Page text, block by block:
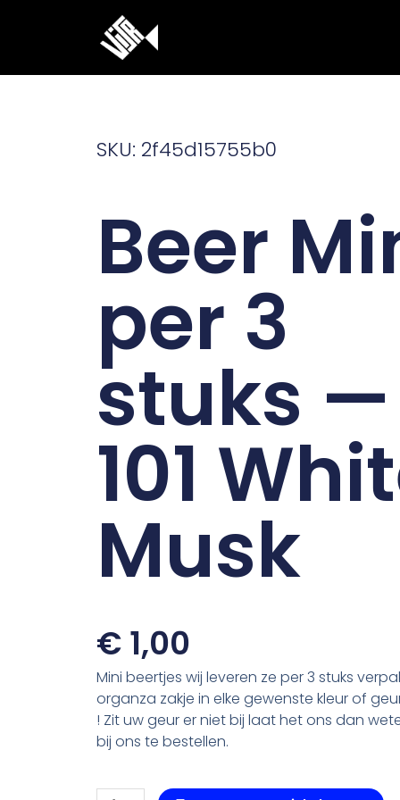
inhoud
SKU: 2f45d15755b0
Beer
per 3
stuks —
101
Musk
€1,00
Mini beertjes wij leveren ze per 3 stuks
organza zakje in elke gewenste kleur of
! Zit uw geur er niet bij laat het ons dan
bij ons te bestellen.